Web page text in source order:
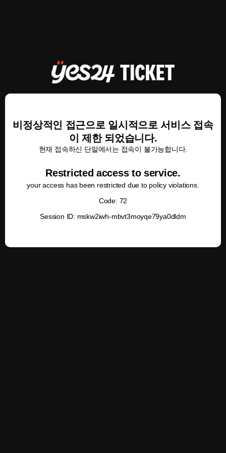
비정상적인 접근으로 일시적으로 서비스 접속
이 제한 되었습니다.
현재 접속하신 단말에서는 접속이 불가능합니다.
Restricted access to service.
your access has been restricted due to policy violations.
Code: 72
Session ID: mskw2iwh-mbvt3moyqe79ya0dldm